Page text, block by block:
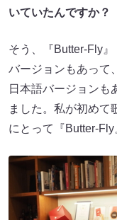
いていたんですか？
そう、『Butter-Fly
バージョンもあって
日本語バージョンも
ました。私が初めて
にとって『Butter-Fly